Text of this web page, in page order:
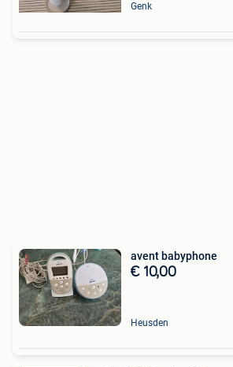
Genk
avent babyphone
€ 10,00
Heusden